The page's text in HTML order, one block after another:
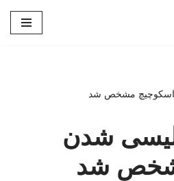
اسکوچیچ مشخص شد
شدن
شد